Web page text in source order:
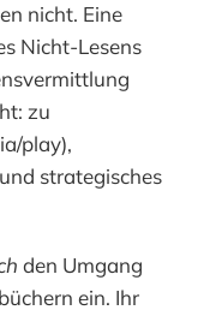
nicht. Eine
Nicht-Lesens
zu
play),
strategisches
den Umgang
ein. Ihr